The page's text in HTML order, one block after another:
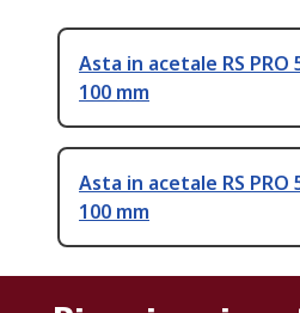
Asta in acetale RS PRO
100 mm
Asta in acetale RS PRO
100 mm